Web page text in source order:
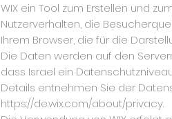
WIX ein Tool zum Erstellen und
Nutzerverhalten, die
Ihrem Browser, die für die
Die Daten werden auf den
dass Israel ein
Details entnehmen Sie der
https://de.wix.com/about/privacy.